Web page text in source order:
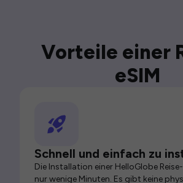
Vorteile einer
eSIM
Schnell und einfach zu
Die Installation einer HelloGlobe
nur wenige Minuten. Es gibt keine